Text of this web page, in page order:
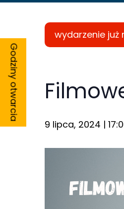
wydarzenie już
9 lipca, 2024 |
Godziny otwarcia
Konieczne
opcjonalne. Są